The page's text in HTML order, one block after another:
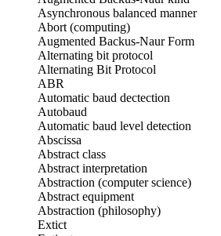
Asynchronous balanced manner
Abort (computing)
Augmented Backus-Naur Form
Alternating bit protocol
Alternating Bit Protocol
ABR
Automatic baud dectection
Autobaud
Automatic baud level detection
Abscissa
Abstract class
Abstract interpretation
Abstraction (computer science)
Abstract equipment
Abstraction (philosophy)
Extict